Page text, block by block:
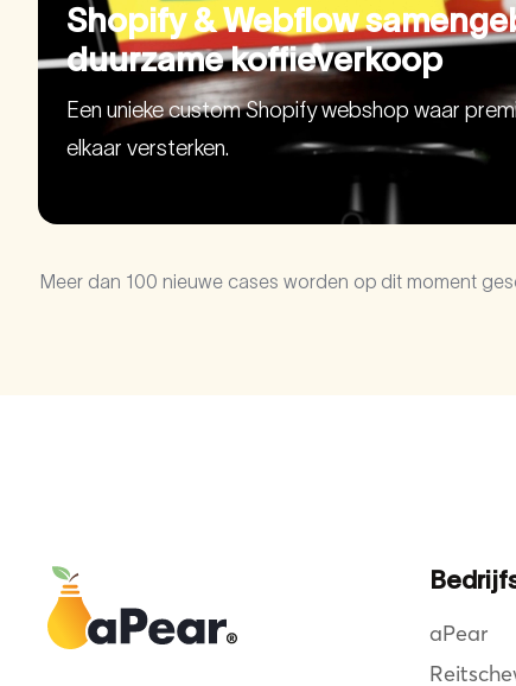
Shopify & Webflow
duurzame koffieverkoop
Een unieke custom Shopify webshop waar
elkaar versterken.
Meer dan 100 nieuwe cases worden op dit moment
aPear